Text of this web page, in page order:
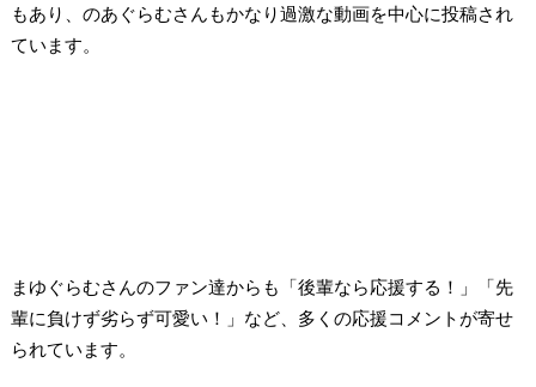
もあり、のあぐらむさんもかなり過激な動画を中心に投稿され
ています。
まゆぐらむさんのファン達からも「後輩なら応援する！」「先
輩に負けず劣らず可愛い！」など、多くの応援コメントが寄せ
られています。